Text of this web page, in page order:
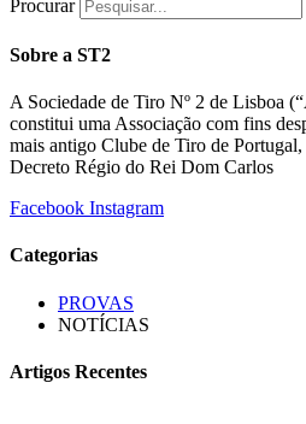
Procurar
Sobre a ST2
A Sociedade de Tiro Nº 2 de Lisboa
constitui uma Associação com fins
mais antigo Clube de Tiro de
Decreto Régio do Rei Dom Carlos
Facebook Instagram
Categorias
PROVAS
NOTÍCIAS
Artigos Recentes